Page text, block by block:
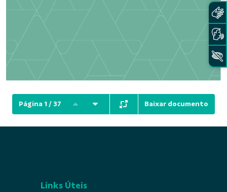
Página 1 / 37 Baixar documento
Links Úteis